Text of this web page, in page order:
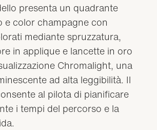
presenta un quadrante
e color champagne con
mediante spruzzatura,
in applique e lancette in oro
Chromalight, una
ad alta leggibilità. Il
al pilota di pianificare
i tempi del percorso e la